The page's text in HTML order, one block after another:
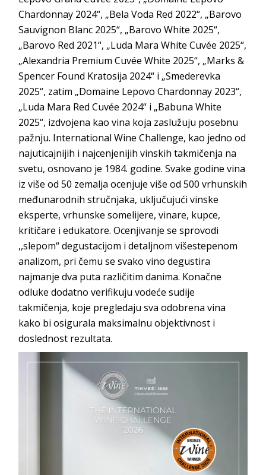
Chardonnay 2024“, „Bela Voda Red 2022“, „Barovo
Sauvignon Blanc 2025“, „Barovo White 2025“,
„Barovo Red 2021“, „Luda Mara White Cuvée 2025“,
„Alexandria Premium Cuvée White 2025“, „Marks &
Spencer Found Kratosija 2024“ i „Smederevka
2025“, zatim „Domaine Lepovo Chardonnay 2023“,
„Luda Mara Red Cuvée 2024“ i „Babuna White
2025“, izdvojena kao vina koja zaslužuju posebnu
pažnju. International Wine Challenge, kao jedno od
najuticajnijih i najcenjenijih vinskih takmičenja na
svetu, osnovano je 1984. godine. Svake godine vina
iz više od 50 zemalja ocenjuje više od 500 vrhunskih
međunarodnih stručnjaka, uključujući vinske
eksperte, vrhunske somelijere, vinare, kupce,
kritičare i edukatore. Ocenjivanje se sprovodi
,,slepom“ degustacijom i detaljnom višestepenom
analizom, pri čemu se svako vino degustira
najmanje dva puta različitim danima. Konačne
odluke dodatno verifikuju vodeće sudije
takmičenja, koje pregledaju sva odobrena vina
kako bi osigurala maksimalnu objektivnost i
doslednost rezultata.